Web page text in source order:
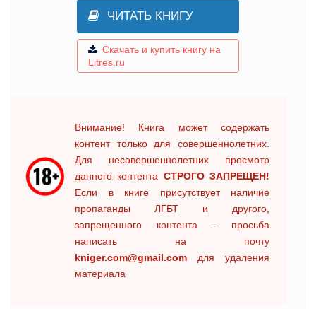
ЧИТАТЬ КНИГУ
Скачать и купить книгу на
Litres.ru
Внимание! Книга может содержать
контент только для совершеннолетних.
Для несовершеннолетних просмотр
данного контента СТРОГО ЗАПРЕЩЕН!
Если в книге присутствует наличие
пропаганды ЛГБТ и другого,
запрещенного контента - просьба
написать на почту
kniger.com@gmail.com для удаления
материала